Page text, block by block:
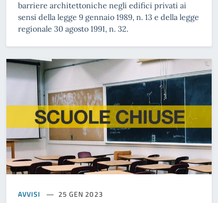
barriere architettoniche negli edifici privati ai
sensi della legge 9 gennaio 1989, n. 13 e della legge
regionale 30 agosto 1991, n. 32.
AVVISI 25 GEN 2023